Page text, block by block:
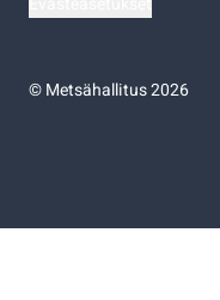
©Metsähallitus 2026